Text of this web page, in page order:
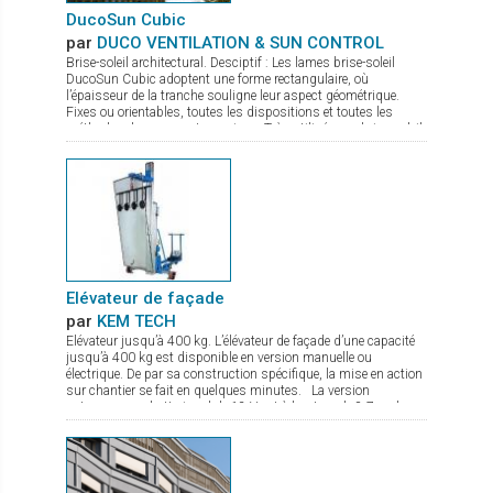
DucoSun Cubic
par DUCO VENTILATION & SUN CONTROL
Brise-soleil architectural. Desciptif : Les lames brise-soleil
DucoSun Cubic adoptent une forme rectangulaire, où
l’épaisseur de la tranche souligne leur aspect géométrique.
Fixes ou orientables, toutes les dispositions et toutes les
méthodes de pose sont permises. Très utilisées en brise-soleil
vertical (parallèle à la façade), pour des bâtiments à l’esthétique
contemporaine et graphique.
Elévateur de façade
par KEM TECH
Elévateur jusqu’à 400 kg. L’élévateur de façade d’une capacité
jusqu’à 400 kg est disponible en version manuelle ou
électrique. De par sa construction spécifique, la mise en action
sur chantier se fait en quelques minutes. La version
autonome sur batterie gel de 12 V est à hauteur de 8,7 m, le
treuil de levage commandé par une radio commande est équipé
d’un double frein. Le chassis est à largeur réglable avec pieds
de stabilisation à hauteur réglable. De nombreux accessoires
sont disponibles comme fourche de levage, potence avec